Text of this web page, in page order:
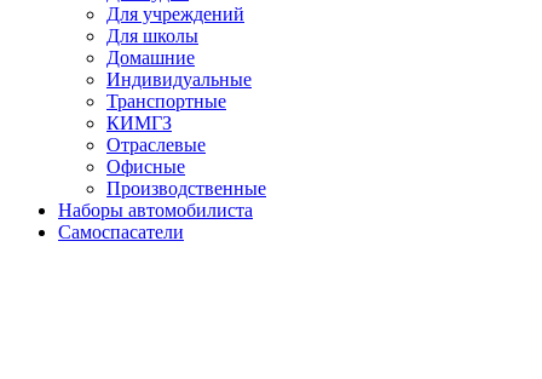
Для учреждений
Для школы
Домашние
Индивидуальные
Транспортные
КИМГЗ
Отраслевые
Офисные
Производственные
Наборы автомобилиста
Самоспасатели